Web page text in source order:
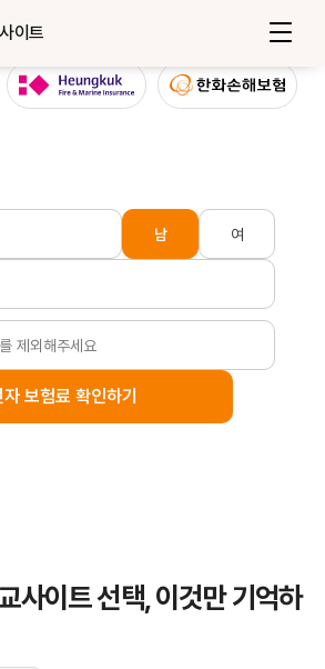
이트
남 여
보험료 확인하기
사이트 선택, 이것만 기억하